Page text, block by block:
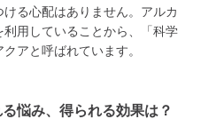
る心配はありません。アルカ
用していることから、「科学
アと呼ばれています。
悩み、得られる効果は？